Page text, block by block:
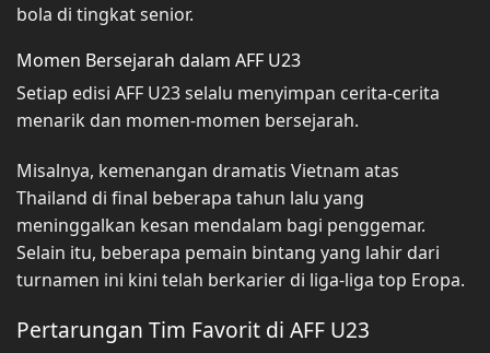
bola di tingkat senior.
Momen Bersejarah dalam AFF U23
Setiap edisi AFF U23 selalu menyimpan cerita-cerita
menarik dan momen-momen bersejarah.
Misalnya, kemenangan dramatis Vietnam atas
Thailand di final beberapa tahun lalu yang
meninggalkan kesan mendalam bagi penggemar.
Selain itu, beberapa pemain bintang yang lahir dari
turnamen ini kini telah berkarier di liga-liga top Eropa.
Pertarungan Tim Favorit di AFF U23